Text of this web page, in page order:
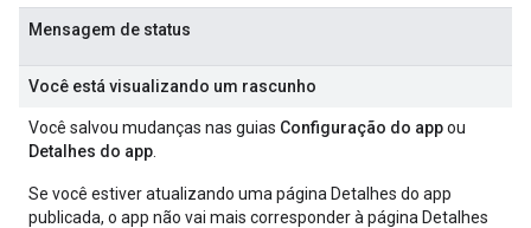
Mensagem de status
Você está visualizando um rascunho
Você salvou mudanças nas guias Configuração do appou
Detalhes do app
Se você estiver atualizando uma página Detalhes do app
publicada, o app não vai mais corresponder à página Detalhes